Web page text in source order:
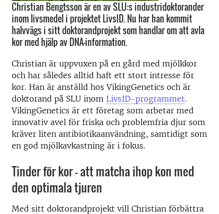
Christian Bengtsson är en av SLU:s industridoktorander
inom livsmedel i projektet LivsID. Nu har han kommit
halvvägs i sitt doktorandprojekt som handlar om att avla
kor med hjälp av DNA-information.
Christian är uppvuxen på en gård med mjölkkor
och har således alltid haft ett stort intresse för
kor. Han är anställd hos VikingGenetics och är
doktorand på SLU inom LivsID-programmet.
VikingGenetics är ett företag som arbetar med
innovativ avel för friska och problemfria djur som
kräver liten antibiotikaanvändning, samtidigt som
en god mjölkavkastning är i fokus.
Tinder för kor – att matcha ihop kon med
den optimala tjuren
Med sitt doktorandprojekt vill Christian förbättra